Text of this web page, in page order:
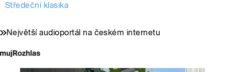
Středeční klasika
Největší audioportál na českém internetu